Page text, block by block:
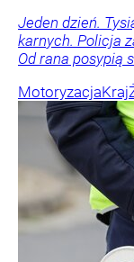
Jeden dzień.
karnych. Policja
Od rana posypią
MotoryzacjaKraj